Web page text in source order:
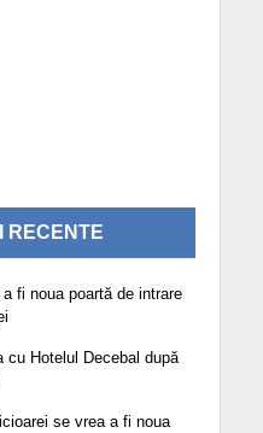
RECENTE
fi noua poartă de intrare
cu Hotelul Decebal după
se vrea a fi noua